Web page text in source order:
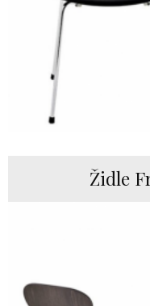
Židle